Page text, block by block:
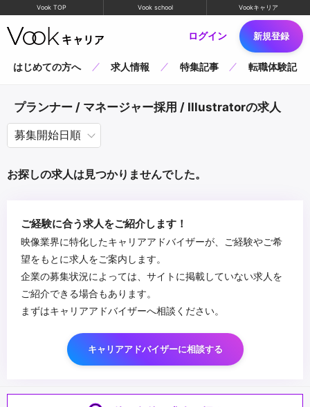
Vook TOP Vook school Vookキャリア
ログイン 新規登録
はじめての方へ 求人情報 特集記事 転職体験記
プランナー / マネージャー採用 / Illustratorの求人
お探しの求人は見つかりませんでした。
ご経験に合う求人をご紹介します！
映像業界に特化したキャリアアドバイザーが、ご経験やご希
望をもとに求人をご案内します。
企業の募集状況によっては、サイトに掲載していない求人を
ご紹介できる場合もあります。
まずはキャリアアドバイザーへ相談ください。
キャリアアドバイザーに相談する